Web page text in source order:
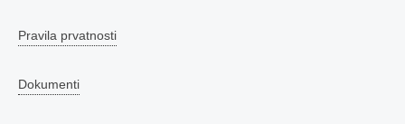
Pravila prvatnosti
Dokumenti